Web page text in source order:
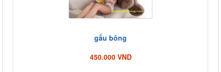
gấu bông
450.000 VND